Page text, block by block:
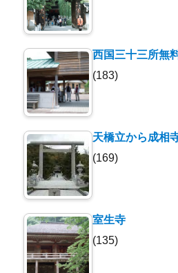
西国三十三所無
(183)
天橋立から成相
(169)
室生寺
(135)